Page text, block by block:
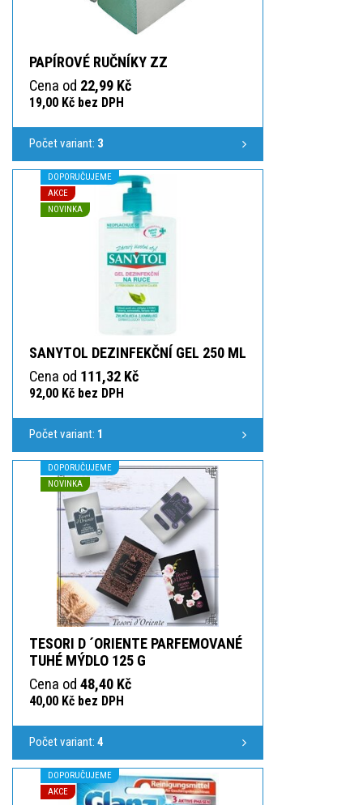
PAPÍROVÉ RUČNÍKY ZZ
Cena od 22,99 Kč
19,00 Kč bez DPH
Počet variant: 3
DOPORUČUJEME
AKCE
NOVINKA
SANYTOL DEZINFEKČNÍ GEL 250 ML
Cena od 111,32 Kč
92,00 Kč bez DPH
Počet variant: 1
DOPORUČUJEME
NOVINKA
TESORI D ´ORIENTE PARFEMOVANÉ
TUHÉ MÝDLO 125 G
Cena od 48,40 Kč
40,00 Kč bez DPH
Počet variant: 4
DOPORUČUJEME
AKCE